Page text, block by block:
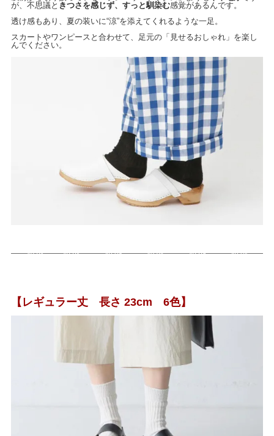
が、不思議と きつさを感じず、すっと馴染む感覚があるんです。
透け感もあり、夏の装いに“涼”を添えてくれるような一足。
スカートやワンピースと合わせて、足元の「見せるおしゃれ」を楽し
んでください。
【レギュラー丈 長さ 23cm 6色】